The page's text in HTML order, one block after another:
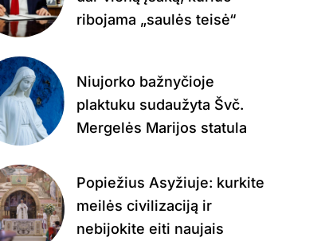
ribojama „saulės teisė“
Niujorko bažnyčioje
plaktuku sudaužyta Švč.
Mergelės Marijos statula
Popiežius Asyžiuje: kurkite
meilės civilizaciją ir
nebijokite eiti naujais